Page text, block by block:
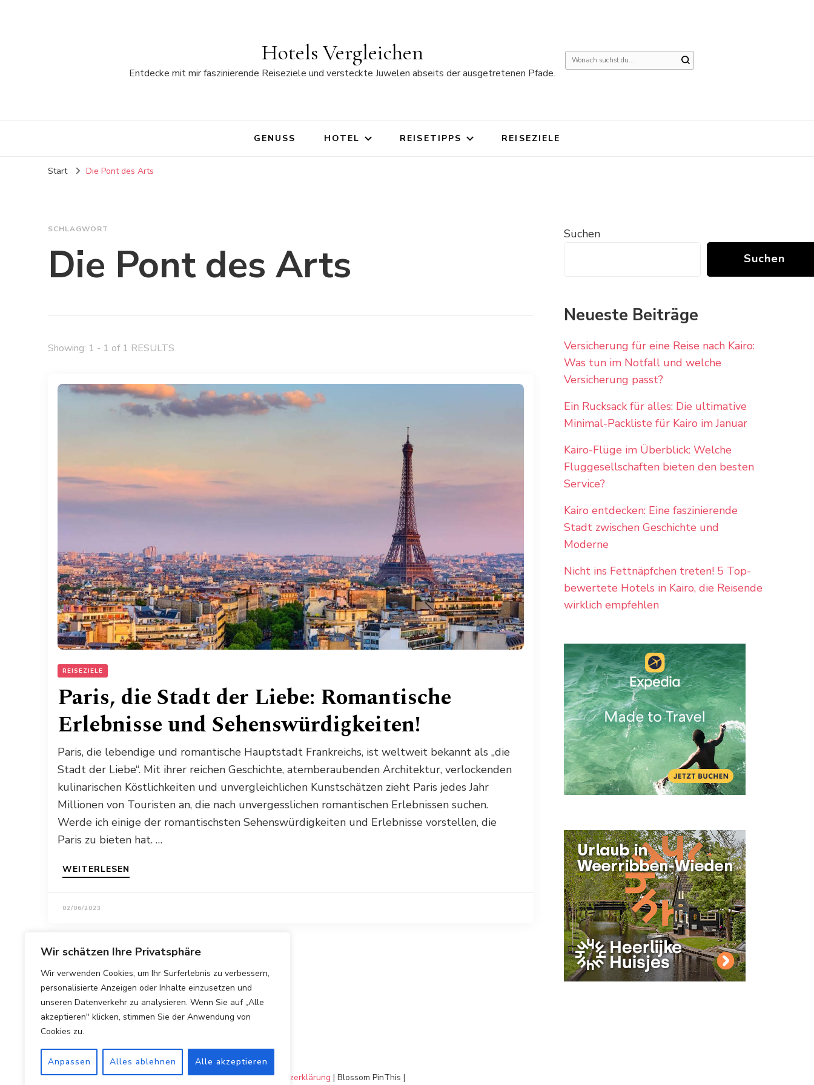
Wir schätzen Ihre Privatsphäre
Wir verwenden Cookies, um Ihr Surferlebnis zu verbessern,
personalisierte Anzeigen oder Inhalte einzusetzen und
unseren Datenverkehr zu analysieren. Wenn Sie auf „Alle
akzeptieren" klicken, stimmen Sie der Anwendung von
Cookies zu.
Anpassen Alles ablehnen Alle akzeptieren
Hotels Vergleichen
Entdecke mit mir faszinierende Reiseziele und versteckte Juwelen abseits der ausgetretenen Pfade.
Suchst
GENUSS HOTEL REISETIPPS REISEZIELE
Start Die Pont des Arts
SCHLAGWORT
Die Pont des Arts
Showing: 1 - 1 of 1 RESULTS
REISEZIELE
Paris, die Stadt der Liebe: Romantische
Erlebnisse und Sehenswürdigkeiten!
Paris, die lebendige und romantische Hauptstadt Frankreichs, ist weltweit bekannt als „die
Stadt der Liebe“. Mit ihrer reichen Geschichte, atemberaubenden Architektur, verlockenden
kulinarischen Köstlichkeiten und unvergleichlichen Kunstschätzen zieht Paris jedes Jahr
Millionen von Touristen an, die nach unvergesslichen romantischen Erlebnissen suchen.
Werde ich einige der romantischsten Sehenswürdigkeiten und Erlebnisse vorstellen, die
Paris zu bieten hat. …
WEITERLESEN
02/06/2023
Suchen
Suchen
Neueste Beiträge
Versicherung für eine Reise nach Kairo:
Was tun im Notfall und welche
Versicherung passt?
Ein Rucksack für alles: Die ultimative
Minimal-Packliste für Kairo im Januar
Kairo-Flüge im Überblick: Welche
Fluggesellschaften bieten den besten
Service?
Kairo entdecken: Eine faszinierende
Stadt zwischen Geschichte und
Moderne
Nicht ins Fettnäpfchen treten! 5 Top-
bewertete Hotels in Kairo, die Reisende
wirklich empfehlen
Copyright © 2025 Hotels Vergleichen.Impressum|Datenschutzerklärung | Blossom PinThis |